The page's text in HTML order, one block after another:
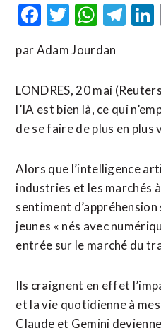
Facebook
Twitter
par Adam Jourdan
LONDRES, 20 mai
l’IA est bien là, ce qui
de se faire de plus en plus
Alors que l’intelligence
industries et les marchés
sentiment d’appréhension
jeunes « nés avec
entrée sur le marché du
Ils craignent en effet
et la vie quotidienne à
Claude et Gemini